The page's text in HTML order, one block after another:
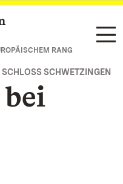
RANG
SCHLOSS SCHWETZINGEN